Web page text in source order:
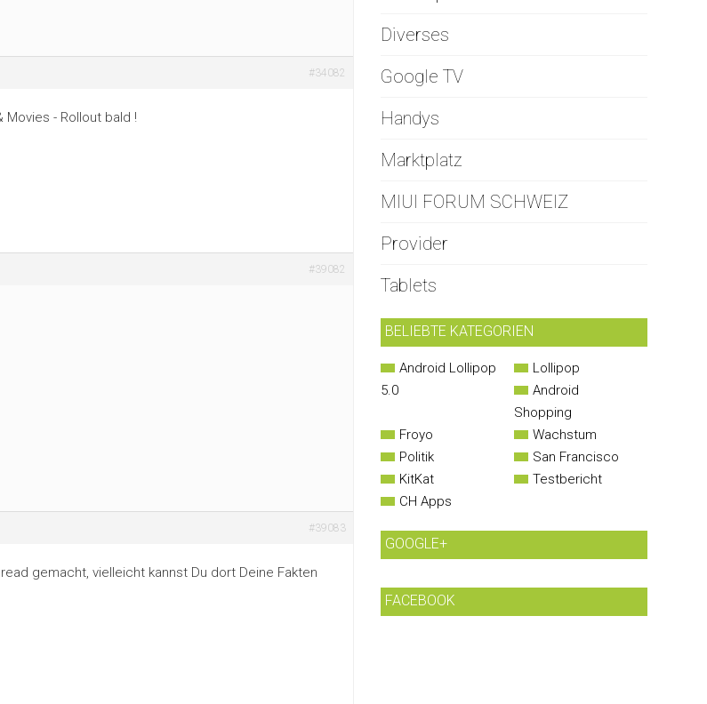
#34082
- Rollout bald !
#39082
#39083
gemacht, vielleicht kannst Du dort Deine Fakten
Diverses
Google TV
Handys
Marktplatz
MIUI FORUM SCHWEIZ
Provider
Tablets
BELIEBTE KATEGORIEN
Android Lollipop
5.0
Lollipop
Android
Shopping
Froyo
Wachstum
Politik
San Francisco
KitKat
Testbericht
CH Apps
GOOGLE+
FACEBOOK